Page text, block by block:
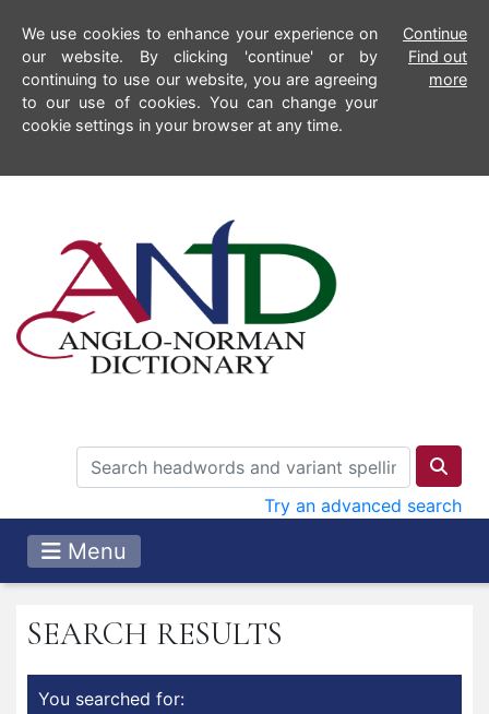
We use cookies to enhance your experience on
our website. By clicking 'continue' or by
continuing to use our website, you are agreeing
to our use of cookies. You can change your
cookie settings in your browser at any time.
Continue
Find out
more
Try an advanced search
Menu
SEARCH RESULTS
You searched for: